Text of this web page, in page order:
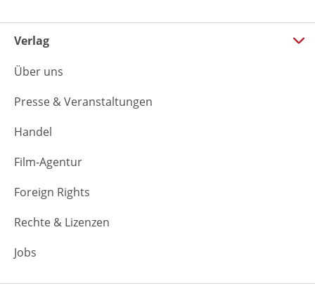
Verlag
Über uns
Presse & Veranstaltungen
Handel
Film-Agentur
Foreign Rights
Rechte & Lizenzen
Jobs